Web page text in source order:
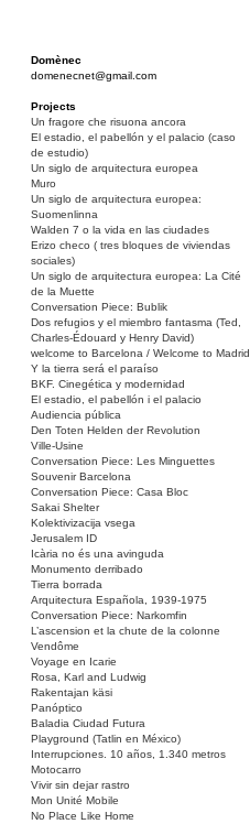
Domènec
domenecnet@gmail.com
Projects
Un fragore che risuona ancora
El estadio, el pabellón y el palacio (caso
de estudio)
Un siglo de arquitectura europea
Muro
Un siglo de arquitectura europea:
Suomenlinna
Walden 7 o la vida en las ciudades
Erizo checo ( tres bloques de viviendas
sociales)
Un siglo de arquitectura europea: La Cité
de la Muette
Conversation Piece: Bublik
Dos refugios y el miembro fantasma (Ted,
Charles-Édouard y Henry David)
welcome to Barcelona / Welcome to Madrid
Y la tierra será el paraíso
BKF. Cinegética y modernidad
El estadio, el pabellón i el palacio
Audiencia pública
Den Toten Helden der Revolution
Ville-Usine
Conversation Piece: Les Minguettes
Souvenir Barcelona
Conversation Piece: Casa Bloc
Sakai Shelter
Kolektivizacija vsega
Jerusalem ID
Icària no és una avinguda
Monumento derribado
Tierra borrada
Arquitectura Española, 1939-1975
Conversation Piece: Narkomfin
L’ascension et la chute de la colonne
Vendôme
Voyage en Icarie
Rosa, Karl and Ludwig
Rakentajan käsi
Panóptico
Baladia Ciudad Futura
Playground (Tatlin en México)
Interrupciones. 10 años, 1.340 metros
Motocarro
Vivir sin dejar rastro
Mon Unité Mobile
No Place Like Home